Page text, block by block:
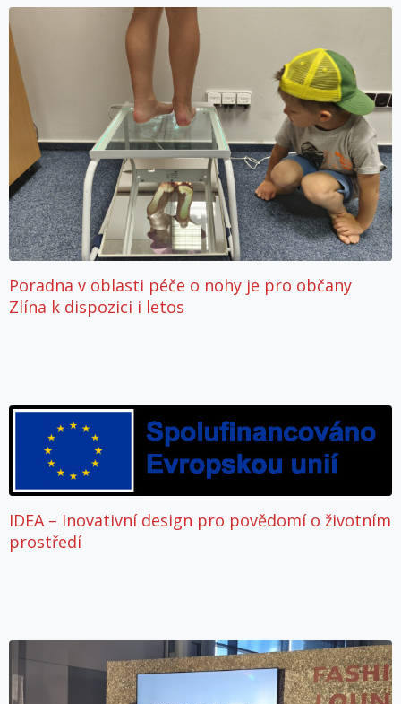
Poradna v oblasti péče o nohy je pro občany
Zlína k dispozici i letos
IDEA – Inovativní design pro povědomí o životním
prostředí